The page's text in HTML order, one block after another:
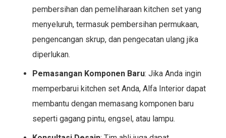
pembersihan dan pemeliharaan kitchen set yang
menyeluruh, termasuk pembersihan permukaan,
pengencangan skrup, dan pengecatan ulang jika
diperlukan.
Pemasangan Komponen Baru: Jika Anda ingin
memperbarui kitchen set Anda, Alfa Interior dapat
membantu dengan memasang komponen baru
seperti gagang pintu, engsel, atau lampu.